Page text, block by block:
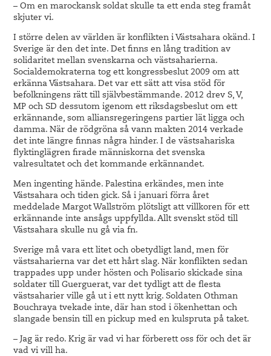
– Om en marockansk soldat skulle ta ett enda steg framåt
skjuter vi.
I större delen av världen är konflikten i Västsahara okänd. I
Sverige är den det inte. Det finns en lång tradition av
solidaritet mellan svenskarna och västsaharierna.
Socialdemokraterna tog ett kongressbeslut 2009 om att
erkänna Västsahara. Det var ett sätt att visa stöd för
befolkningens rätt till självbestämmande. 2012 drev S, V,
MP och SD dessutom igenom ett riksdagsbeslut om ett
erkännande, som alliansregeringens partier lät ligga och
damma. När de rödgröna så vann makten 2014 verkade
det inte längre finnas några hinder. I de västsahariska
flyktinglägren firade människorna det svenska
valresultatet och det kommande erkännandet.
Men ingenting hände. Palestina erkändes, men inte
Västsahara och tiden gick. Så i januari förra året
meddelade Margot Wallström plötsligt att villkoren för ett
erkännande inte ansågs uppfyllda. Allt svenskt stöd till
Västsahara skulle nu gå via fn.
Sverige må vara ett litet och obetydligt land, men för
västsaharierna var det ett hårt slag. När konflikten sedan
trappades upp under hösten och Polisario skickade sina
soldater till Guerguerat, var det tydligt att de flesta
västsaharier ville gå ut i ett nytt krig. Soldaten Othman
Bouchraya tvekade inte, där han stod i ökenhettan och
slangade bensin till en pickup med en kulspruta på taket.
– Jag är redo. Krig är vad vi har förberett oss för och det är
vad vi vill ha.